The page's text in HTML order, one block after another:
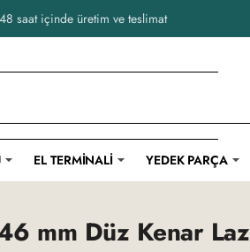
saat içinde üretim ve teslimat
EL TERMINALI YEDEK PARÇA
mm Düz Kenar